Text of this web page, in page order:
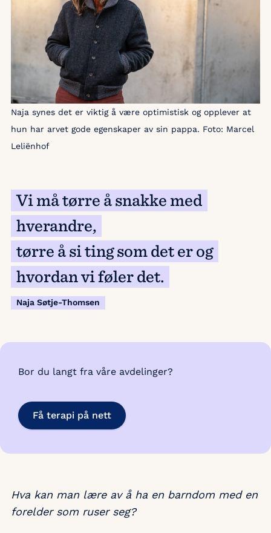
Naja synes det er viktig å være optimistisk og opplever at
hun har arvet gode egenskaper av sin pappa. Foto: Marcel
Leliënhof
Vi må tørre å snakke med
hverandre,
tørre å si ting som det er og
hvordan vi føler det.
Naja Søtje-Thomsen
Bor du langt fra våre avdelinger?
Få terapi på nett
Hva kan man lære av å ha en barndom med en
forelder som ruser seg?